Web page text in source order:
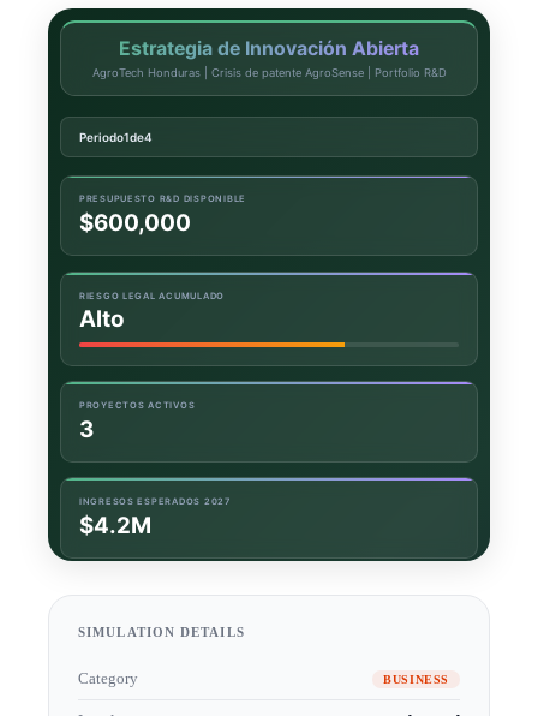
SIMULATION DETAILS
Category BUSINESS